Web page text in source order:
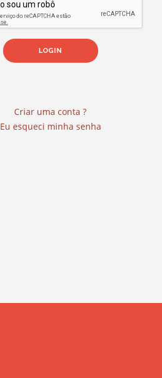
Criar uma conta ?
Eu esqueci minha senha